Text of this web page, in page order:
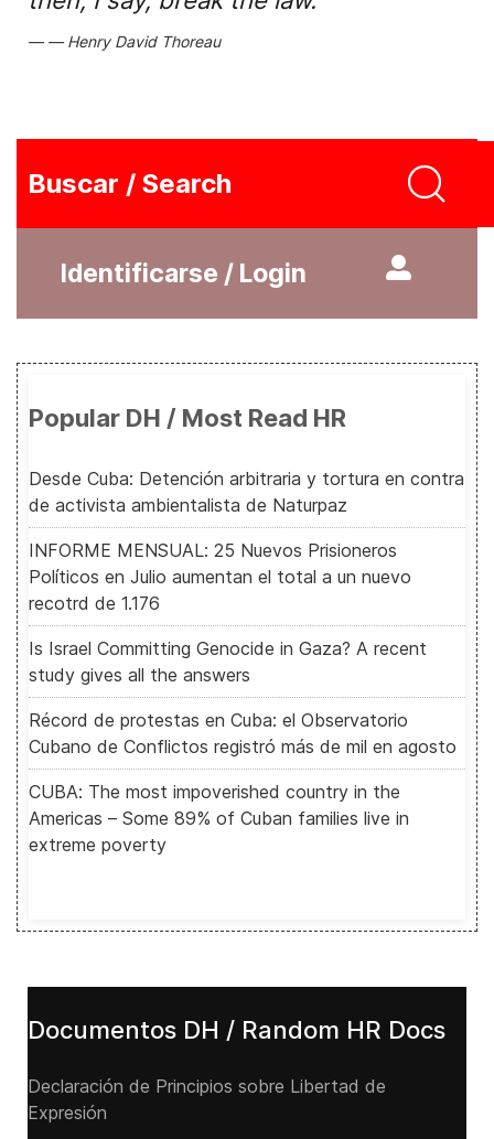
Henry David Thoreau
Buscar / Search
Identificarse / Login
Popular DH / Most Read HR
Desde Cuba: Detención arbitraria y tortura en contra
de activista ambientalista de Naturpaz
INFORME MENSUAL: 25 Nuevos Prisioneros
Políticos en Julio aumentan el total a un nuevo
recotrd de 1.176
Is Israel Committing Genocide in Gaza? A recent
study gives all the answers
Récord de protestas en Cuba: el Observatorio
Cubano de Conflictos registró más de mil en agosto
CUBA: The most impoverished country in the
Americas – Some 89% of Cuban families live in
extreme poverty
Documentos DH / Random HR Docs
Declaración de Principios sobre Libertad de
Expresión